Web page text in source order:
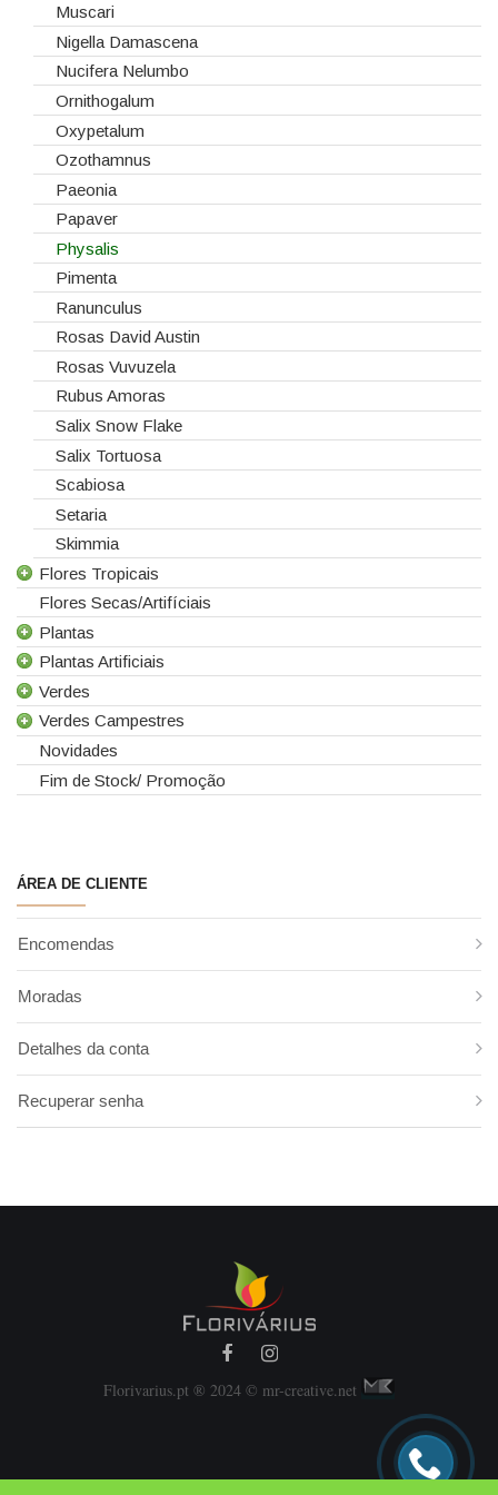
Rosas Nacionais
Rosas Spray
Santini
Sedum
Viburnum
Vivaz
Muscari
Nigella Damascena
Nucifera Nelumbo
Ornithogalum
Oxypetalum
Ozothamnus
Paeonia
Papaver
Physalis
Pimenta
Ranunculus
Rosas David Austin
Rosas Vuvuzela
Rubus Amoras
Salix Snow Flake
Salix Tortuosa
Scabiosa
Setaria
Skimmia
Flores Tropicais
Todas as Flores Tropicais
Alpinias
Berzelias
Brunias
Curcuma
Gloriosas
Helicónias
Flores Secas/Artifíciais
Plantas
Todas as Plantas
Gerbera de Vaso
Phalaenopsis
Sanseverina
Plantas Artificiais
Todas as Plantas Artificiais
Suculentas Artificiais
Verdes
Todos os Verdes
Asparagus
Aspidistra
Folha de Antúrio
Folhas Estreitas
Monstera
Papiros
Philodendron
Verdes Campestres
Todos os Verdes Campestres
Eucaliptos
Novidades
Fim de Stock/ Promoção
ÁREA DE CLIENTE
Encomendas
Moradas
Detalhes da conta
Recuperar senha
Florivarius.pt ® 2024 © mr-creative.net